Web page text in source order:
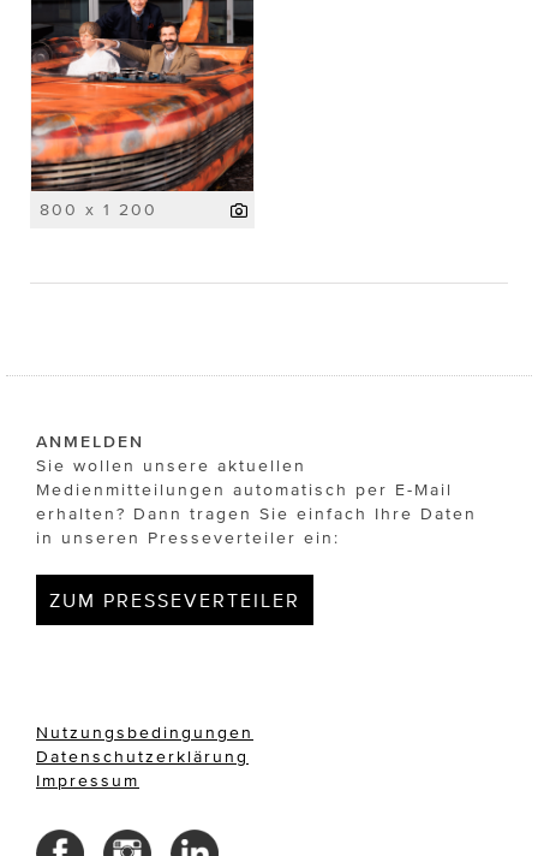
800 x 1 200
ANMELDEN
Sie wollen unsere aktuellen
Medienmitteilungen automatisch per E-Mail
erhalten? Dann tragen Sie einfach Ihre Daten
in unseren Presseverteiler ein:
ZUM PRESSEVERTEILER
Nutzungsbedingungen
Datenschutzerklärung
Impressum